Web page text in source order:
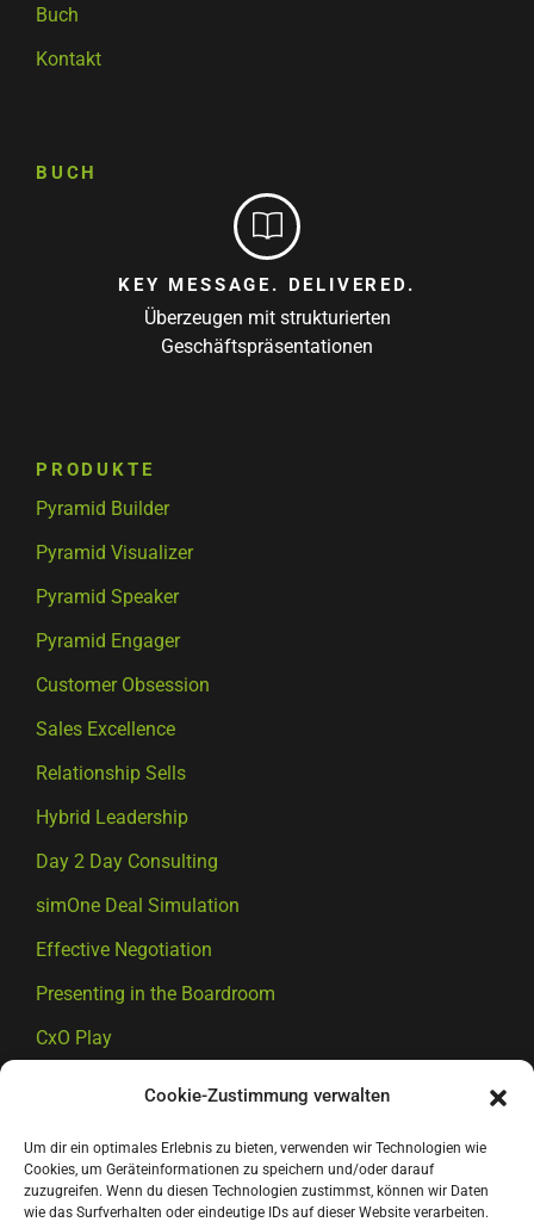
Cookie-Zustimmung verwalten
Um dir ein optimales Erlebnis zu bieten, verwenden wir Technologien wie
Cookies, um Geräteinformationen zu speichern und/oder darauf
zuzugreifen. Wenn du diesen Technologien zustimmst, können wir Daten
wie das Surfverhalten oder eindeutige IDs auf dieser Website verarbeiten.
Buch
Kontakt
BUCH
KEY MESSAGE. DELIVERED.
Überzeugen mit strukturierten
Geschäftspräsentationen
PRODUKTE
Pyramid Builder
Pyramid Visualizer
Pyramid Speaker
Pyramid Engager
Customer Obsession
Sales Excellence
Relationship Sells
Hybrid Leadership
Day 2 Day Consulting
simOne Deal Simulation
Effective Negotiation
Presenting in the Boardroom
CxO Play
EIGER Coaching
Executive Development